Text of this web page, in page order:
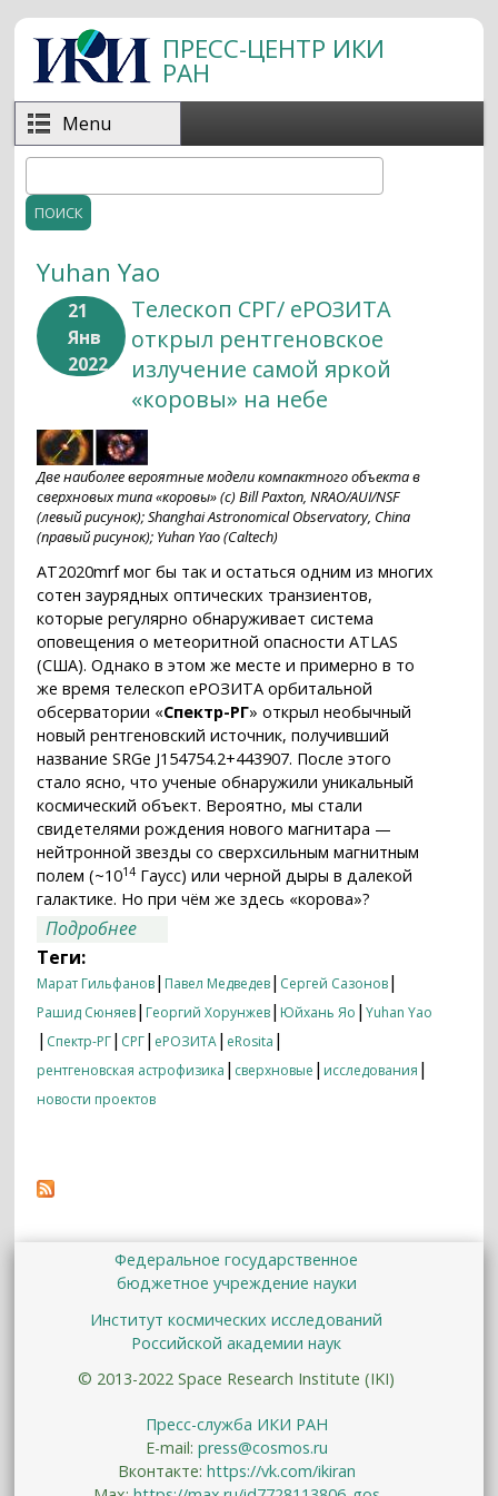
Перейти к основному содержанию
ПРЕСС-ЦЕНТР ИКИ
РАН
Menu
Форма поиска
Yuhan Yao
21
Янв
2022
Телескоп СРГ/ еРОЗИТА
открыл рентгеновское
излучение самой яркой
«коровы» на небе
Две наиболее вероятные модели компактного объекта в
сверхновых типа «коровы» (с) Bill Paxton, NRAO/AUI/NSF
(левый рисунок); Shanghai Astronomical Observatory, China
(правый рисунок); Yuhan Yao (Caltech)
AT2020mrf мог бы так и остаться одним из многих
сотен заурядных оптических транзиентов,
которые регулярно обнаруживает система
оповещения о метеоритной опасности ATLAS
(США). Однако в этом же месте и примерно в то
же время телескоп еРОЗИТА орбитальной
обсерватории «Спектр-РГ» открыл необычный
новый рентгеновский источник, получивший
название SRGe J154754.2+443907. После этого
стало ясно, что ученые обнаружили уникальный
космический объект. Вероятно, мы стали
свидетелями рождения нового магнитара —
нейтронной звезды со сверхсильным магнитным
полем (~1014 Гаусс) или черной дыры в далекой
галактике. Но при чём же здесь «корова»?
Подробнее
«коровы» на небе
Теги:
Марат Гильфанов| Павел Медведев| Сергей Сазонов|
Рашид Сюняев| Георгий Хорунжев| Юйхань Яо |Yuhan Yao
| Спектр-РГ| СРГ| еРОЗИТА| eRosita |
рентгеновская астрофизика | сверхновые | исследования |
новости проектов
Федеральное государственное
бюджетное учреждение науки
Институт космических исследований
Российской академии наук
© 2013-2022 Space Research Institute (IKI)
Пресс-служба ИКИ РАН
E-mail: press@cosmos.ru
Вконтакте: https://vk.com/ikiran